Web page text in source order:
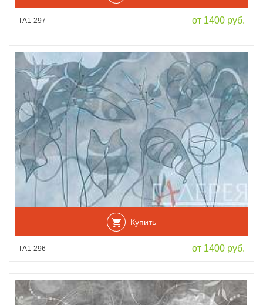
ТА1-297 от 1400 руб.
Купить
ТА1-296 от 1400 руб.